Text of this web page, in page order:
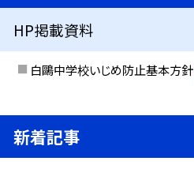
HP掲載資料
白鷗中学校いじめ防止基本方針
新着記事